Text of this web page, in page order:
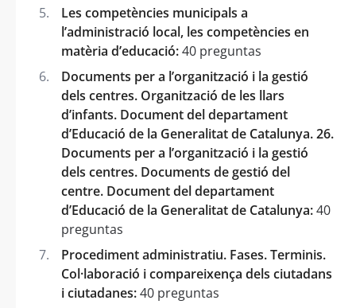
Les competències municipals a
l’administració local, les competències en
matèria d’educació:40 preguntas
Documents per a l’organització i la gestió
dels centres. Organització de les llars
d’infants. Document del departament
d’Educació de la Generalitat de Catalunya. 26.
Documents per a l’organització i la gestió
dels centres. Documents de gestió del
centre. Document del departament
d’Educació de la Generalitat de Catalunya:40
preguntas
Procediment administratiu. Fases. Terminis.
Col·laboració i compareixença dels ciutadans
i ciutadanes:40 preguntas